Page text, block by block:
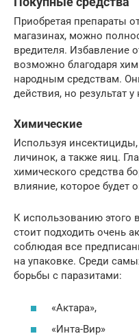
Приобретая препараты
магазинах, можно
вредителя. Избавление
возможно благодаря
народным средствам.
действия, но результат
Химические
Используя
личинок, а также яиц.
химического средства
влияние, которое будет
К использованию этого
стоит подходить очень
соблюдая все
на упаковке. Среди
борьбы с паразитами:
«Актара»,
«Инта-Вир»